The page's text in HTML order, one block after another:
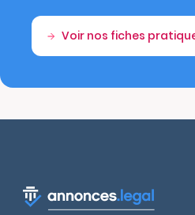
Voir nos fiches